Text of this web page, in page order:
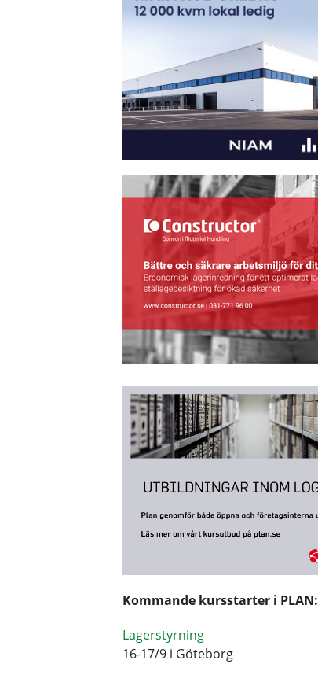
Kommande kursstarter i PLAN:
Lagerstyrning
16-17/9 i Göteborg